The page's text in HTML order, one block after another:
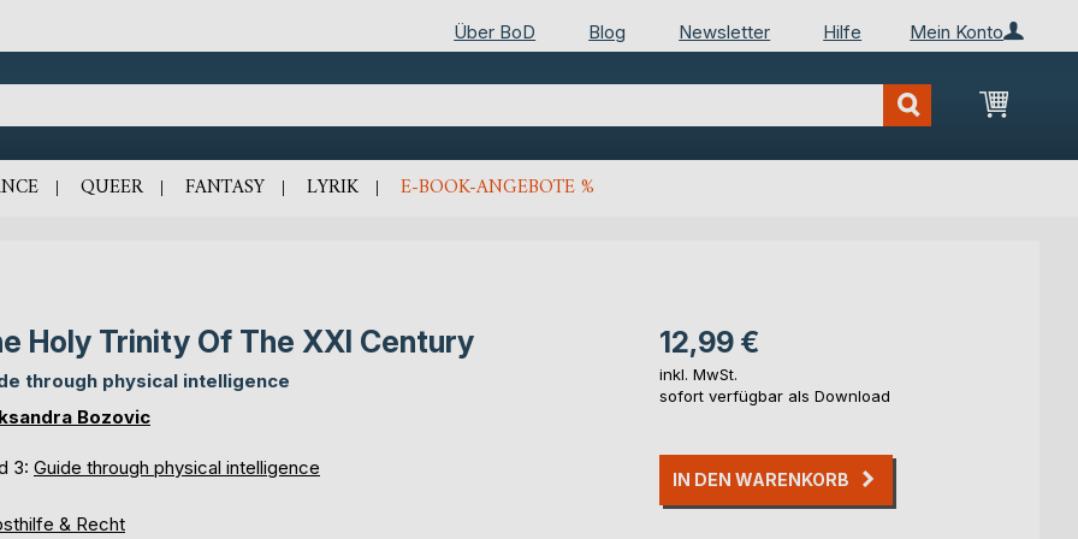
Mein Konto
Über BoD Blog Newsletter Hilfe
Mein
QUEER FANTASY LYRIK E-BOOK-ANGEBOTE %
Holy Trinity Of The XXI Century
through physical intelligence
Bozovic
3: Guide through physical intelligence
& Recht
12,99 €
inkl. MwSt.
sofort verfügbar als Download
IN DEN WARENKORB